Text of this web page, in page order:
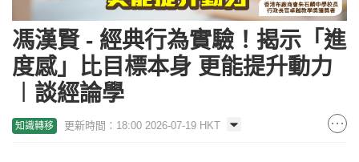
馮漢賢 - 經典行為實驗！揭示「進
度感」比目標本身 更能提升動力
︱談經論學
知識轉移 更新時間：18:00 2026-07-19 HKT